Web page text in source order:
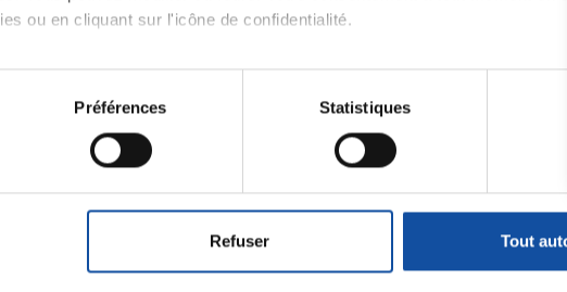
ou en cliquant sur l'icône de confidentialité.
également :
sur votre localisation géographique qui peuvent être précises à
de vos données personnelles et définir vos préférences,
ou retirer votre consentement à tout moment à partir de la déclaration
Préférences Statistiques
Refuser Tout
gastrite) que pour la digestion.
Dr Marceau